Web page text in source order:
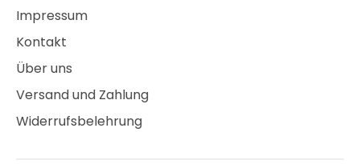
Impressum
Kontakt
Über uns
Versand und Zahlung
Widerrufsbelehrung